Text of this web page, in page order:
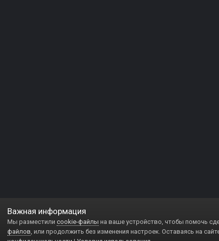
Важная информация
Мы разместили cookie-файлы на ваше устройство, чтобы помочь
файлов, или продолжить без изменения настроек. Оставаясь на